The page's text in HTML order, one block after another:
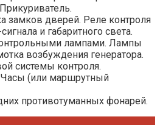
замков дверей. Реле контроля
и габаритного света.
лампами. Лампы
возбуждения генератора.
системы контроля.
(или маршрутный
противотуманных фонарей.